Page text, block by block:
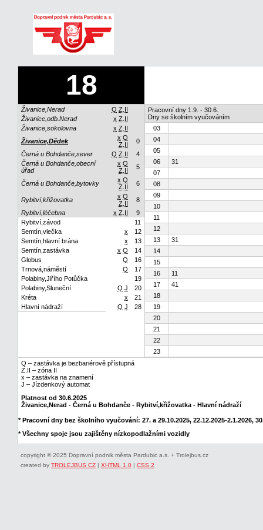
18
Živanice,Nerad Q Z.II
Živanice,odb.Nerad
x Z.II
Živanice,sokolovna
x Z.II
Živanice,Dědek
x Q
Z.II
0
Černá u Bohdanče,sever
Q Z.II
4
Černá u Bohdanče,obecní
úřad
x Q
Z.II
5
Černá u Bohdanče,bytovky x Q
Z.II
6
Rybitví,křižovatka x Q
Z.II
8
Rybitví,léčebna
x Z.II
9
Rybitví,závod
11
Semtín,vlečka
x
12
Semtín,hlavní brána
x
13
Semtín,zastávka
x Q
14
Globus
Q
16
Trnová,náměstí
Q
17
Polabiny,Jiřího Potůčka
19
Polabiny,Sluneční
Q J
20
Kréta
x
21
Hlavní nádraží
Q J 28
Pracovní dny 1.9. - 30.6.
Dny se školním vyučováním
03
04
05
06
31
07
08
09
10
11
12
13
31
14
15
16
11
17
41
18
19
20
21
22
23
Q – zastávka je bezbariérově přístupná
Z.II – zóna II
x – zastávka na znamení
J – Jízdenkový automat
Platnost od 30.6.2025
Živanice,Nerad - Černá u Bohdanče - Rybitví,křižovatka - Hlavní nádraží
* Pracovní dny bez školního vyučování: 27. a 29.10.2025, 22.12.2025-2.1.2026,
* Všechny spoje jsou zajištěny nízkopodlažními vozidly
copyright © 2025 Dopravní podnik města Pardubic a.s. + Trolejbus.cz
created by TROLEJBUS CZ | XHTML 1.0 | CSS 2